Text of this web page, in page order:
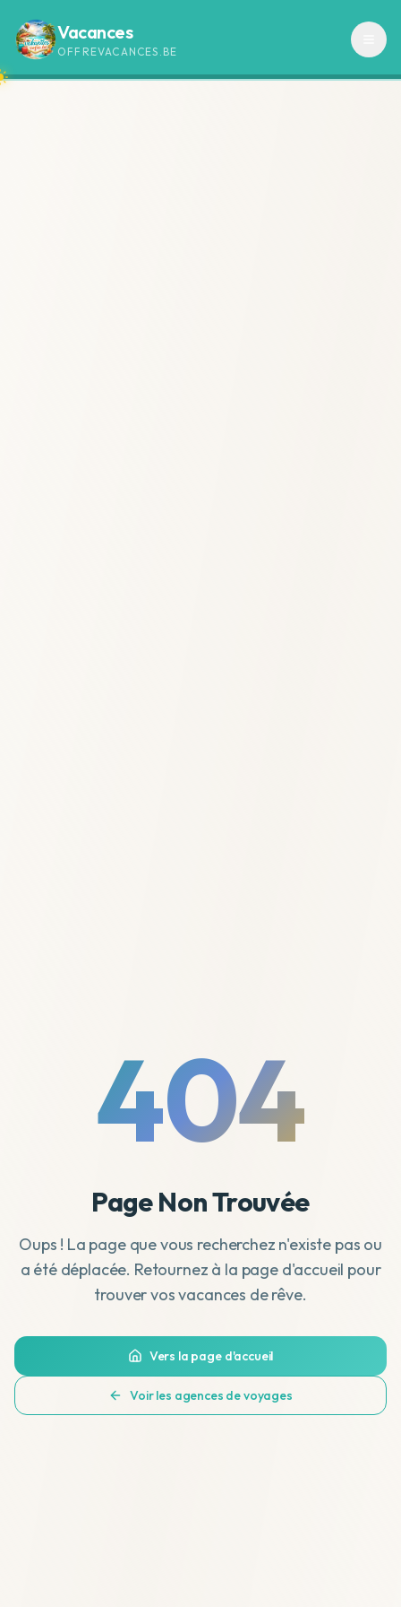
Vacances
OFFREVACANCES.BE
404
Page Non Trouvée
Oups ! La page que vous recherchez n'existe pas ou
a été déplacée. Retournez à la page d'accueil pour
trouver vos vacances de rêve.
Vers la page d'accueil
Voir les agences de voyages